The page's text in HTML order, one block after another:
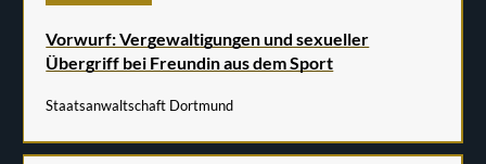
Vorwurf: Vergewaltigungen und sexueller
Übergriff bei Freundin aus dem Sport
Staatsanwaltschaft Dortmund